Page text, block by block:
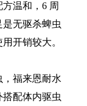
温和，6 周
无驱杀蜱虫
开销较大。
福来恩耐水
配体内驱虫